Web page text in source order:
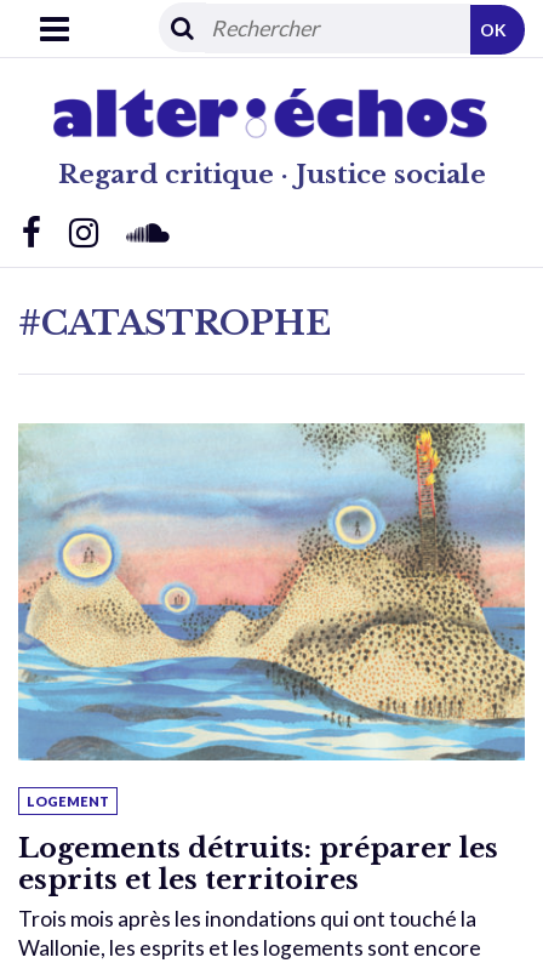
Regard critique · Justice sociale
OK
#CATASTROPHE
LOGEMENT
Logements détruits: préparer les
esprits et les territoires
Trois mois après les inondations qui ont touché la
Wallonie, les esprits et les logements sont encore